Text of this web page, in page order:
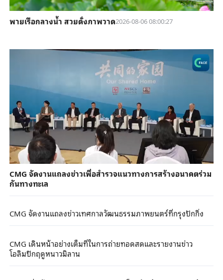
พายเรือกลางน้ำ สวยดั่งภาพวาด2026-08-06 08:00:27
CMG จัดงานแถลงข่าวเพื่อสำรวจแนวทางการสร้างอนาคตร่วม
กันทางทะเล
CMG จัดงานแถลงข่าวเทศกาลวัฒนธรรมภาพยนตร์ที่กรุงปักกิ่ง
CMG เดินหน้าอย่างเต็มที่ในการถ่ายทอดสดและรายงานข่าว
โอลิมปิกฤดูหนาวมิลาน